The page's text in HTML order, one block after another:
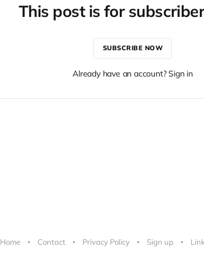
This post is for
SUBSCRIBE NOW
Already have an account? Sign in
Home Contact Privacy Policy Sign up